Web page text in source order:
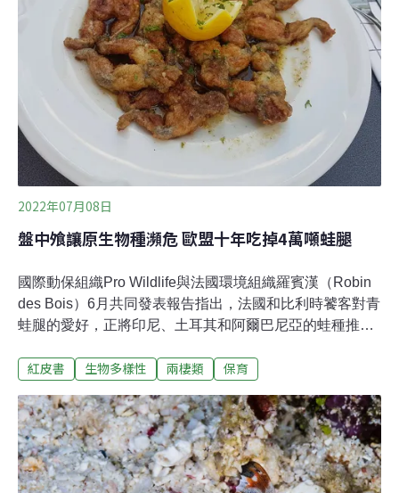
氣體濃度不斷上升，隨之而來的環境變遷對全球各地的森
林帶來了不同的衝擊。在南美洲與非洲的熱帶雨林，自90
年代之後，整體樹木的死亡率就不斷攀升，生長率則是持
平或是緩升，森林的物種組成、結構也隨之改變，進而影
響碳吸存的表現。而在森林占總土地面積61
2022年07月08日
盤中飧讓原生物種瀕危 歐盟十年吃掉4萬噸蛙腿
國際動保組織Pro Wildlife與法國環境組織羅賓漢（Robin
des Bois）6月共同發表報告指出，法國和比利時饕客對青
蛙腿的愛好，正將印尼、土耳其和阿爾巴尼亞的蛙種推向
外地區的原生蛙種的數量嚴重下降。每年約有4,070噸在國
的70%，但大部分隨後送往法國，出口國則以印尼為主。
十年吃掉4萬噸蛙腿 野生蛙類族群量嚴重下降根據Pro
Wildlife與羅賓漢合作的報告指出，歐盟在2011-2020年間
進口約40,700噸的青蛙腿，主要進口國為比利時
紅皮書 生物多樣性 兩棲類 保育